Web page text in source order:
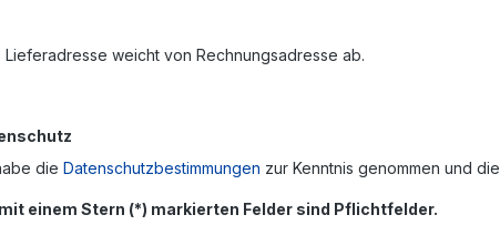
Lieferadresse weicht von Rechnungsadresse ab.
die Datenschutzbestimmungen zur Kenntnis genommen und die
einem Stern (*) markierten Felder sind Pflichtfelder.